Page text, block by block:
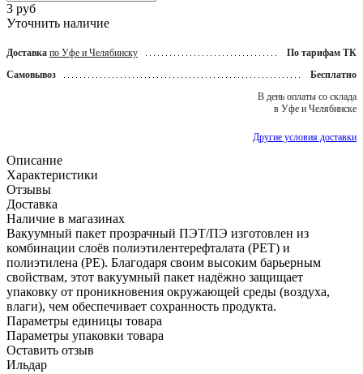
3 руб
Уточнить наличие
Доставка по Уфе и Челябинску
По тарифам ТК
Самовывоз
Бесплатно
В день оплаты со склада
в Уфе и Челябинске
Другие условия доставки
Описание
Характеристики
Отзывы
Доставка
Наличие в магазинах
Вакуумный пакет прозрачный ПЭТ/ПЭ изготовлен из
комбинации слоёв полиэтилентерефталата (PET) и
полиэтилена (PE). Благодаря своим высоким барьерным
свойствам, этот вакуумный пакет надёжно защищает
упаковку от проникновения окружающей среды (воздуха,
влаги), чем обеспечивает сохранность продукта.
Параметры единицы товара
Параметры упаковки товара
Оставить отзыв
Ильдар